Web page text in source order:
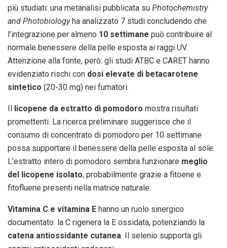
più studiati: una metanalisi pubblicata su Photochemistry
and Photobiologyha analizzato 7 studi concludendo che
l’integrazione per almeno 10 settimane può contribuire al
normale benessere della pelle esposta ai raggi UV.
Attenzione alla fonte, però: gli studi ATBC e CARET hanno
evidenziato rischi con dosi elevate di betacarotene
sintetico (20-30 mg) nei fumatori.
Il licopene da estratto di pomodoro mostra risultati
promettenti. La ricerca preliminare suggerisce che il
consumo di concentrato di pomodoro per 10 settimane
possa supportare il benessere della pelle esposta al sole.
L’estratto intero di pomodoro sembra funzionare meglio
del licopene isolato, probabilmente grazie a fitoene e
fitofluene presenti nella matrice naturale.
Vitamina C e vitamina E hanno un ruolo sinergico
documentato: la C rigenera la E ossidata, potenziando la
catena antiossidante cutanea. Il selenio supporta gli